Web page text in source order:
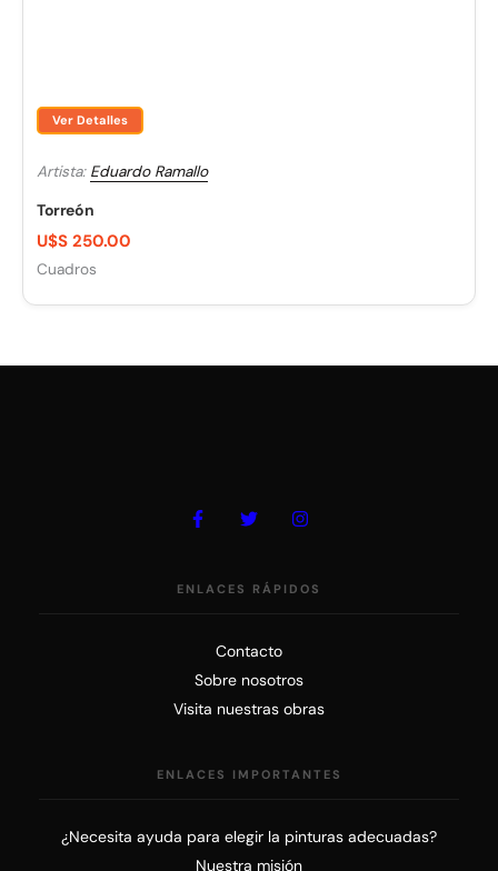
Ver Detalles
Artista: Eduardo Ramallo
Torreón
U$S 250.00
Cuadros
ENLACES RÁPIDOS
Contacto
Sobre nosotros
Visita nuestras obras
ENLACES IMPORTANTES
¿Necesita ayuda para elegir la pinturas adecuadas?
Nuestra misión